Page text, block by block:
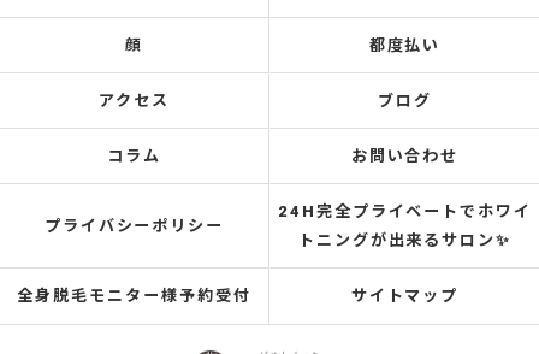
顔 都度払い
アクセス ブログ
コラム お問い合わせ
プライバシーポリシー
24H完全プライベートでホワイ
トニングが出来るサロン✨
全身脱毛モニター様予約受付 サイトマップ